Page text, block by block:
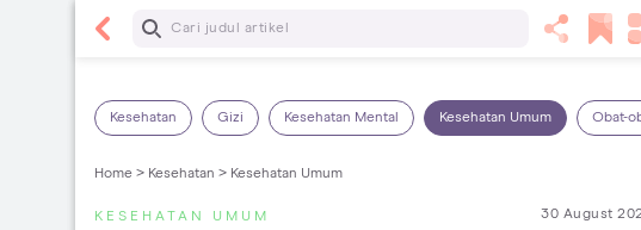
Baca Selanjutnya
Kesehatan Gizi Kesehatan Mental Kesehatan Umum Obat-
Home > Kesehatan > Kesehatan Umum
KESEHATAN UMUM 30 August